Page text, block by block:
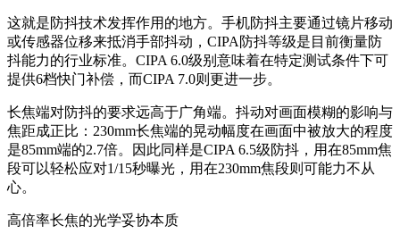
这就是防抖技术发挥作用的地方。手机防抖主要通过镜片移动
或传感器位移来抵消手部抖动，CIPA防抖等级是目前衡量防
抖能力的行业标准。CIPA 6.0级别意味着在特定测试条件下可
提供6档快门补偿，而CIPA 7.0则更进一步。
长焦端对防抖的要求远高于广角端。抖动对画面模糊的影响与
焦距成正比：230mm长焦端的晃动幅度在画面中被放大的程度
是85mm端的2.7倍。因此同样是CIPA 6.5级防抖，用在85mm焦
段可以轻松应对1/15秒曝光，用在230mm焦段则可能力不从
心。
高倍率长焦的光学妥协本质